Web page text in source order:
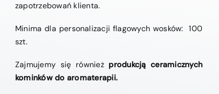
zapotrzebowań klienta.
Minima dla personalizacji flagowych wosków: 100
szt.
Zajmujemy się również produkcją ceramicznych
kominków do aromaterapii.